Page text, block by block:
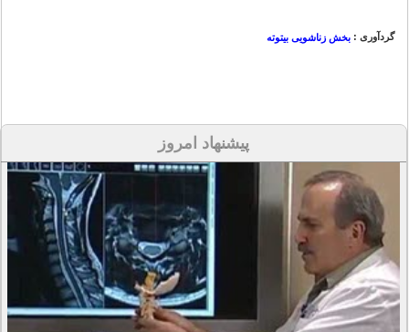
گردآوری : بخش زناشویی بیتوته
پیشنهاد امروز